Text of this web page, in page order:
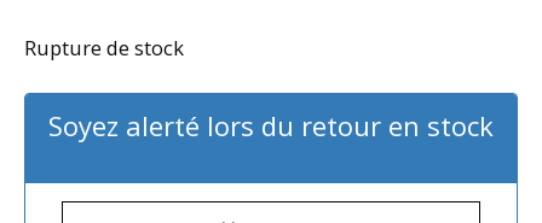
Rupture de stock
Soyez alerté lors du retour en stock